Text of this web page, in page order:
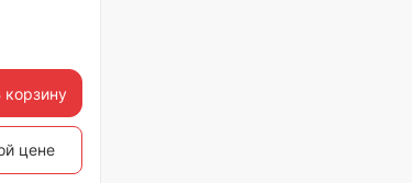
корзину
цене